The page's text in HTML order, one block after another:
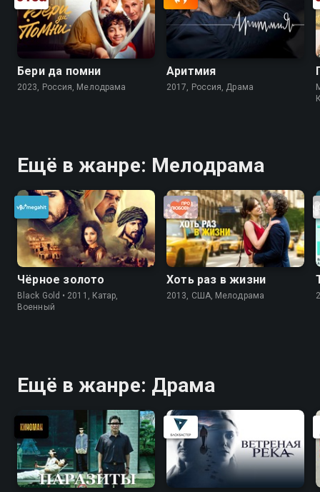
Бери да помни
2023, Россия, Мелодрама
Аритмия
2017, Россия, Драма
Ещё в жанре: Мелодрама
Чёрное золото
Black Gold • 2011, Катар,
Военный
Хоть раз в жизни
2013, США, Мелодрама
Ещё в жанре: Драма